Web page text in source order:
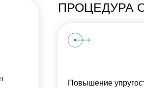
Повышение
ПРОЦЕДУРА